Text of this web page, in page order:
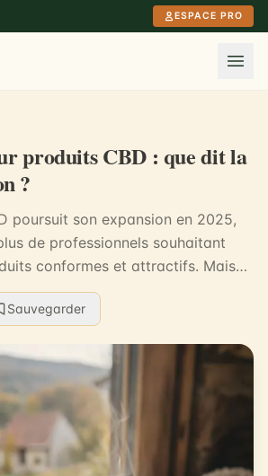
ESPACE PRO
produits CBD : que dit la
?
poursuit son expansion en 2025,
de professionnels souhaitant
conformes et attractifs. Mais
ne se limite pas à un s...
Sauvegarder